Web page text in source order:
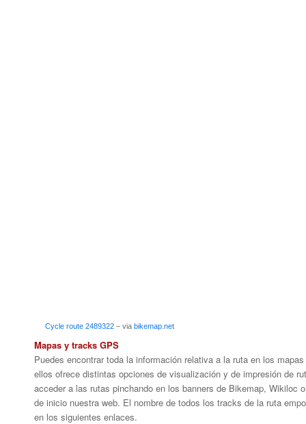
Cycle route 2489322 – via bikemap.net
Mapas y tracks GPS
Puedes encontrar toda la información relativa a la ruta en los
ellos ofrece distintas opciones de visualización y de impresión de
acceder a las rutas pinchando en los banners de Bikemap, Wikiloc
de inicio nuestra web. El nombre de todos los tracks de la ruta
en los siguientes enlaces.